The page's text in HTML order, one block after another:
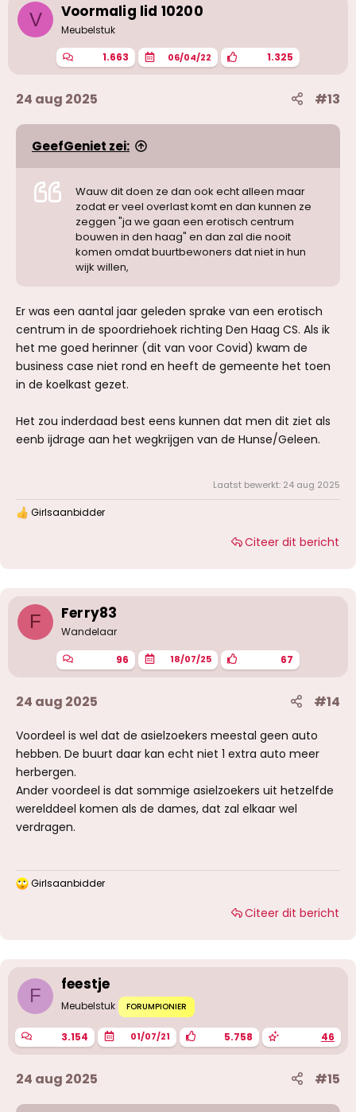
n
g V Voormalig lid 10200
Meubelstuk
1.663 06/04/22 1.325
24 aug 2025 #13
GeefGeniet zei:
Wauw dit doen ze dan ook echt alleen maar
zodat er veel overlast komt en dan kunnen ze
zeggen "ja we gaan een erotisch centrum
bouwen in den haag" en dan zal die nooit
komen omdat buurtbewoners dat niet in hun
wijk willen,
Er was een aantal jaar geleden sprake van een erotisch
centrum in de spoordriehoek richting Den Haag CS. Als ik
het me goed herinner (dit van voor Covid) kwam de
business case niet rond en heeft de gemeente het toen
in de koelkast gezet.
Het zou inderdaad best eens kunnen dat men dit ziet als
eenb ijdrage aan het wegkrijgen van de Hunse/Geleen.
Laatst bewerkt: 24 aug 2025
W
n
g
Girlsaanbidder
Citeer dit bericht
F Ferry83
Wandelaar
96 18/07/25 67
24 aug 2025 #14
Voordeel is wel dat de asielzoekers meestal geen auto
hebben. De buurt daar kan echt niet 1 extra auto meer
herbergen.
Ander voordeel is dat sommige asielzoekers uit hetzelfde
werelddeel komen als de dames, dat zal elkaar wel
verdragen.
W
n
g
n
:
Girlsaanbidder
Citeer dit bericht
F
feestje
Meubelstuk FORUMPIONIER
3.154 01/07/21 5.758 46
24 aug 2025 #15